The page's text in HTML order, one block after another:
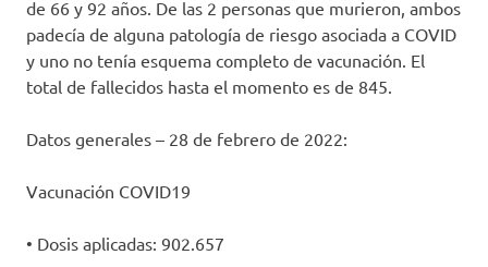
de 66 y 92 años. De las 2 personas que murieron, ambos
padecía de alguna patología de riesgo asociada a COVID
y uno no tenía esquema completo de vacunación. El
total de fallecidos hasta el momento es de 845.
Datos generales – 28 de febrero de 2022:
Vacunación COVID19
• Dosis aplicadas: 902.657